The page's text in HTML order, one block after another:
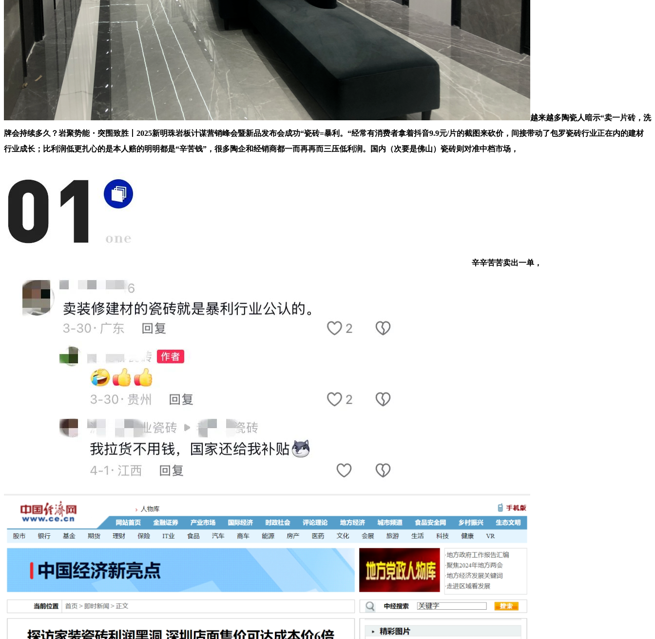
越来越多陶瓷人暗示“卖一片砖，洗
牌会持续多久？岩聚势能・突围致胜丨2025新明珠岩板计谋营销峰会暨新品发布会成功“瓷砖=暴利。“经常有消费者拿着抖音9.9元/片的截图来砍价，间接带动了包罗瓷砖行业正在内的建材
行业成长；比利润低更扎心的是本人赔的明明都是“辛苦钱”，很多陶企和经销商都一而再再而三压低利润。国内（次要是佛山）瓷砖则对准中档市场，
辛辛苦苦卖出一单，